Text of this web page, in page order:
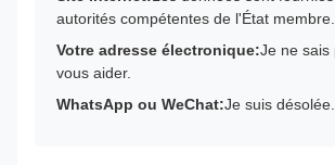
autorités compétentes de l'État membre.
Votre adresse électronique:Je ne sais
vous aider.
WhatsApp ou WeChat:Je suis désolée.